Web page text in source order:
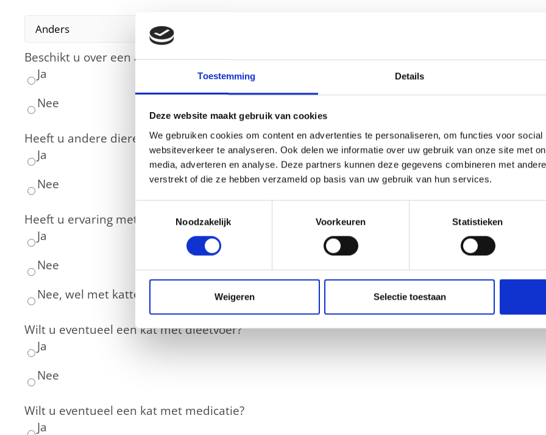
Toestemming Details
Deze website maakt gebruik van cookies
We gebruiken cookies om content en advertenties te personaliseren, om functies voor
websiteverkeer te analyseren. Ook delen we informatie over uw gebruik van onze site met
media, adverteren en analyse. Deze partners kunnen deze gegevens combineren met
verstrekt of die ze hebben verzameld op basis van uw gebruik van hun services.
Noodzakelijk
Voorkeuren Statistieken
Weigeren Selectie toestaan
Beschikt u over een auto voor het vervoer van de kat?
Ja
Nee
Heeft u andere dieren?(Vereist)
Ja
Nee
Heeft u ervaring met schuwe katten?
Ja
Nee
Nee, wel met katten op zich
Wilt u eventueel een kat met dieetvoer?
Ja
Nee
Wilt u eventueel een kat met medicatie?
Ja